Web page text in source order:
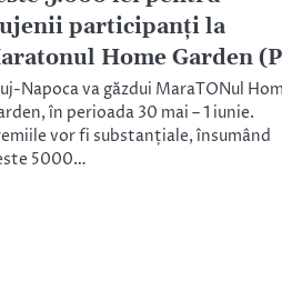
participanţi la
Home Garden
Napoca va găzdui MaraTONul
în perioada 30 mai – 1 iunie.
vor fi substanțiale, însumând
5000…